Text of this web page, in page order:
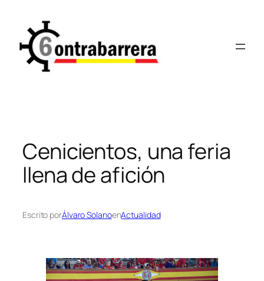
contenido
Cenicientos, una feria
llena de afición
Escrito porÁlvaro SolanoenActualidad